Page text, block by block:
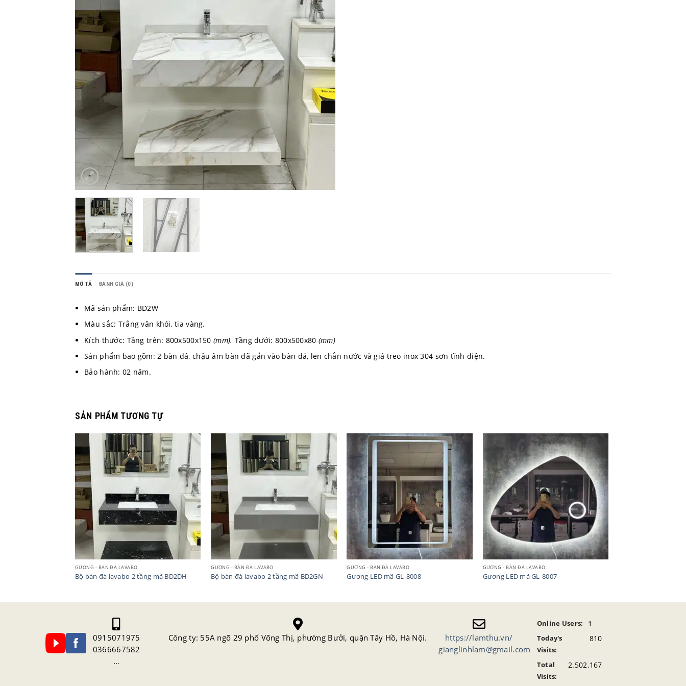
MÔ TẢ ĐÁNH GIÁ (0)
Mã sản phẩm: BD2W
Màu sắc: Trắng vân khói, tia vàng.
Kích thước: Tầng trên: 800x500x150 (mm). Tầng dưới: 800x500x80 (mm)
Sản phẩm bao gồm: 2 bàn đá, chậu âm bàn đã gắn vào bàn đá, len chắn nước và giá treo inox 304 sơn tĩnh điện.
Bảo hành: 02 năm.
SẢN PHẨM TƯƠNG TỰ
GƯƠNG - BÀN ĐÁ LAVABO
Bộ bàn đá lavabo 2 tầng mã BD2DH
GƯƠNG - BÀN ĐÁ LAVABO
Bộ bàn đá lavabo 2 tầng mã BD2GN
GƯƠNG - BÀN ĐÁ LAVABO
Gương LED mã GL-8008
GƯƠNG - BÀN ĐÁ LAVABO
Gương LED mã GL-8007
0915071975
0366667582
…
Công ty: 55A ngõ 29 phố Võng Thị, phường Bưởi, quận Tây Hồ, Hà Nội.
https://lamthu.vn/
gianglinhlam@gmail.com
Online Users: 1
Today's
Visits:
810
Total
Visits:
2.502.167